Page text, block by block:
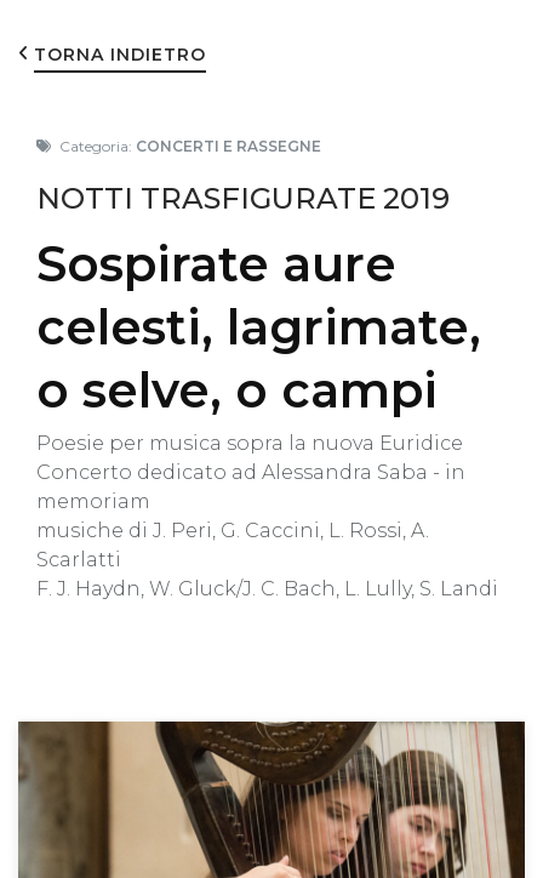
TORNA INDIETRO
Categoria: CONCERTI E RASSEGNE
NOTTI TRASFIGURATE 2019
Sospirate aure
celesti, lagrimate,
o selve, o campi
Poesie per musica sopra la nuova Euridice
Concerto dedicato ad Alessandra Saba - in
memoriam
musiche di J. Peri, G. Caccini, L. Rossi, A.
Scarlatti
F. J. Haydn, W. Gluck/J. C. Bach, L. Lully, S. Landi